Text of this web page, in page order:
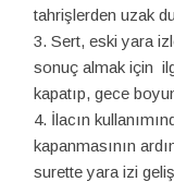
tahrişlerden uzak
Sert, eski yara
sonuç almak için
kapatıp, gece
İlacın
kapanmasının
surette yara izi